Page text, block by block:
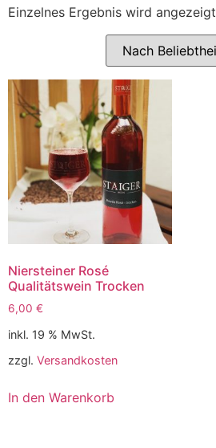
Einzelnes Ergebnis wird angezeigt
Niersteiner Rosé
Qualitätswein Trocken
6,00 €
inkl. 19 % MwSt.
zzgl. Versandkosten
In den Warenkorb